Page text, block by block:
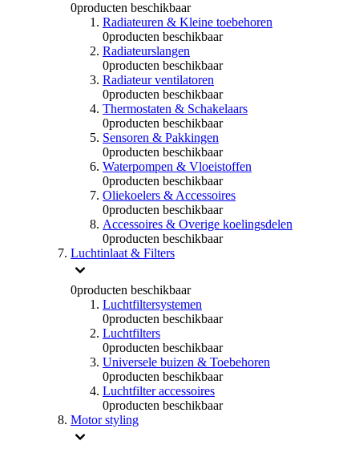
0producten beschikbaar
Radiateuren & Kleine toebehoren
0producten beschikbaar
Radiateurslangen
0producten beschikbaar
Radiateur ventilatoren
0producten beschikbaar
Thermostaten & Schakelaars
0producten beschikbaar
Sensoren & Pakkingen
0producten beschikbaar
Waterpompen & Vloeistoffen
0producten beschikbaar
Oliekoelers & Accessoires
0producten beschikbaar
Accessoires & Overige koelingsdelen
0producten beschikbaar
Luchtinlaat & Filters
0producten beschikbaar
Luchtfiltersystemen
0producten beschikbaar
Luchtfilters
0producten beschikbaar
Universele buizen & Toebehoren
0producten beschikbaar
Luchtfilter accessoires
0producten beschikbaar
Motor styling